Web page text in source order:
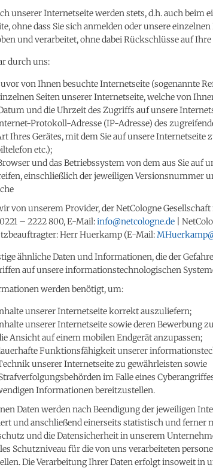
unserer Internetseite werden stets, d.h. auch beim
ohne dass Sie sich anmelden oder unsere
und verarbeitet, ohne dabei Rückschlüsse auf
durch uns:
von Ihnen besuchte Internetseite (sogenannte
Seiten unserer Internetseite, welche von
und die Uhrzeit des Zugriffs auf unsere
Protokoll-Adresse (IP-Adresse) des
Ihres Gerätes, mit dem Sie auf unsere Internetseite
etc.);
und das Betriebssystem von dem aus Sie auf
einschließlich der jeweiligen Versionsnummer
von unserem Provider, der NetCologne
– 2222 800, E-Mail:info@netcologne.de |
Herr Huerkamp (E-Mail:
ähnliche Daten und Informationen, die der
auf unsere informationstechnologischen
werden benötigt, um:
unserer Internetseite korrekt auszuliefern;
unserer Internetseite sowie deren Bewerbung
Ansicht auf einem mobilen Endgerät anzupassen;
Funktionsfähigkeit unserer
unserer Internetseite zu gewährleisten sowie
im Falle eines
Informationen bereitzustellen.
Daten werden nach Beendigung der jeweiligen
und anschließend einerseits statistisch und ferner
und die Datensicherheit in unserem
Schutzniveau für die von uns verarbeiteten
Die Verarbeitung Ihrer Daten erfolgt insoweit in